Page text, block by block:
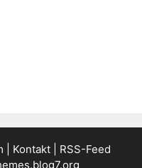
Kontakt| RSS-Feed